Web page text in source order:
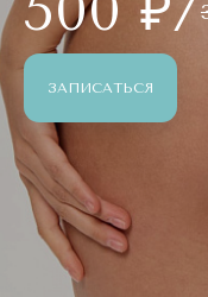
ЗАПИСАТЬСЯ